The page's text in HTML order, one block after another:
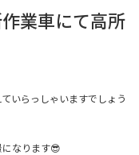
業車にて高所
いらっしゃいますでしょう
なります😎